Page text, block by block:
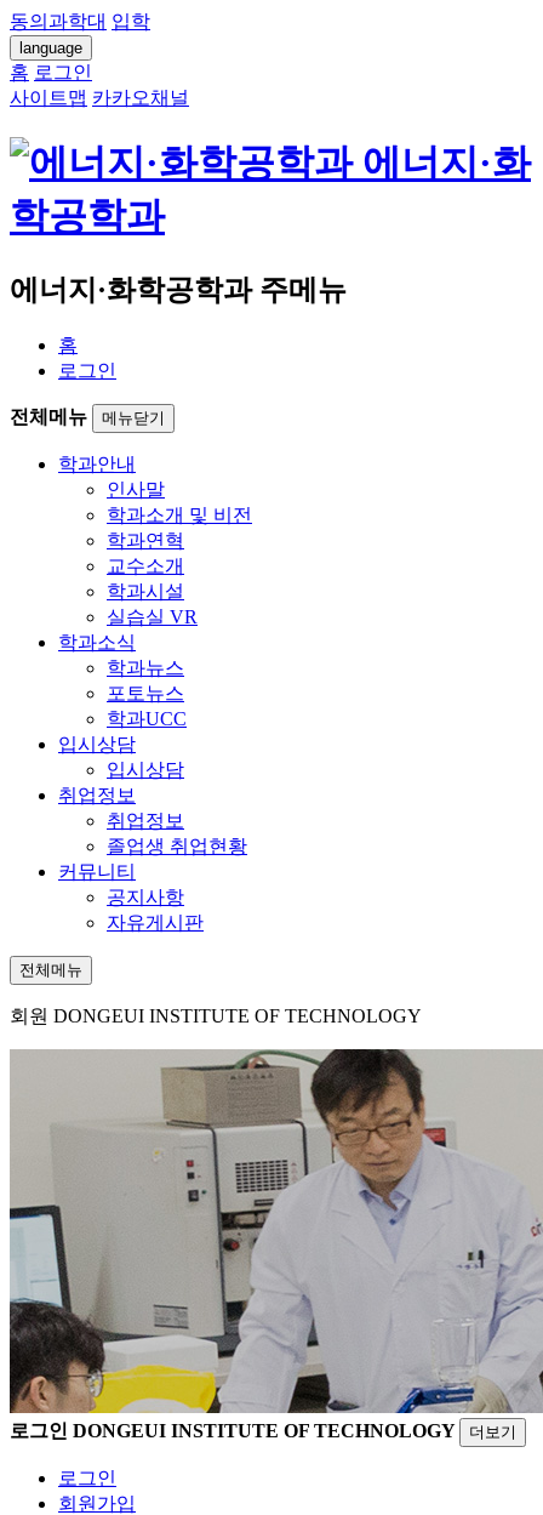
동의과학대 입학
language
홈 로그인
사이트맵 카카오채널
에너지·화
학공학과
에너지·화학공학과 주메뉴
홈
로그인
전체메뉴 메뉴닫기
학과안내
인사말
학과소개 및 비전
학과연혁
교수소개
학과시설
실습실 VR
학과소식
학과뉴스
포토뉴스
학과UCC
입시상담
입시상담
취업정보
취업정보
졸업생 취업현황
커뮤니티
공지사항
자유게시판
전체메뉴
회원 DONGEUI INSTITUTE OF TECHNOLOGY
로그인 DONGEUI INSTITUTE OF TECHNOLOGY 더보기
로그인
회원가입